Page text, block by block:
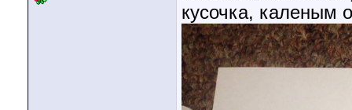
кусочка, каленым